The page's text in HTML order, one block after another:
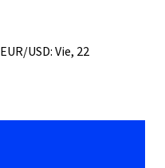
EUR/USD: Vie, 22